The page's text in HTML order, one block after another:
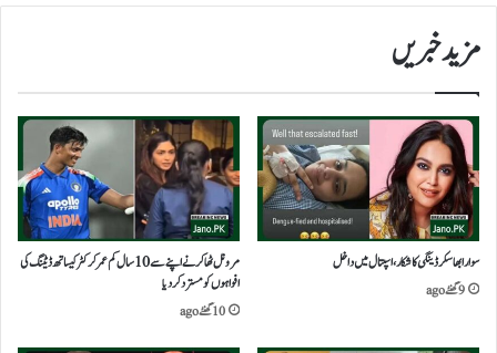
مزید خبریں
سوارا بھاسکر ڈینگی کا شکار،اسپتال میں داخل
9 گھنٹے ago
مرونل ٹھاکر نے اپنے سے 10 سال کم عمر کرکٹر کیساتھ ڈیٹنگ کی
افواہوں کو مسترد کر دیا
10 گھنٹے ago